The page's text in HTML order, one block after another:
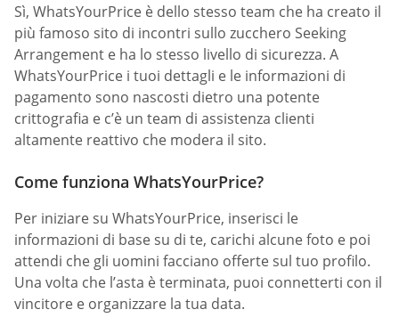
Sì, WhatsYourPrice è dello stesso team che ha creato il
più famoso sito di incontri sullo zucchero Seeking
Arrangement e ha lo stesso livello di sicurezza. A
WhatsYourPrice i tuoi dettagli e le informazioni di
pagamento sono nascosti dietro una potente
crittografia e c’è un team di assistenza clienti
altamente reattivo che modera il sito.
Come funziona WhatsYourPrice?
Per iniziare su WhatsYourPrice, inserisci le
informazioni di base su di te, carichi alcune foto e poi
attendi che gli uomini facciano offerte sul tuo profilo.
Una volta che l’asta è terminata, puoi connetterti con il
vincitore e organizzare la tua data.